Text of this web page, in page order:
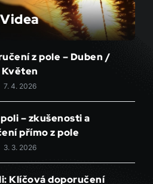
Videa
z pole – Duben /
Květen
7. 4. 2026
– zkušenosti a
přímo z pole
3. 3. 2026
Klíčová doporučení